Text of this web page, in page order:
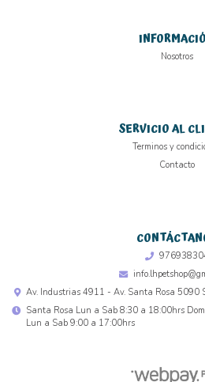
Nosotros
SERVICIO AL
Terminos y
Contacto
Av. Industrias 4911 - Av. Santa Rosa 5090
Santa Rosa Lun a Sab 8:30 a 18:00hrs
Lun a Sab 9:00 a 17:00hrs